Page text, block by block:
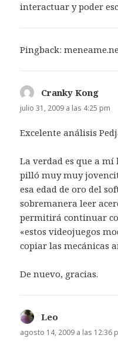
interactuar y poder
Pingback:
Cranky Kong
julio 31, 2009 a las 4:25 pm
Excelente análisis
La verdad es que a mí
pilló muy muy
esa edad de oro del
sobremanera leer
permitirá continuar
«estos videojuegos
copiar las mecánicas
De nuevo, gracias.
Leo
agosto 14, 2009 a las 12:36